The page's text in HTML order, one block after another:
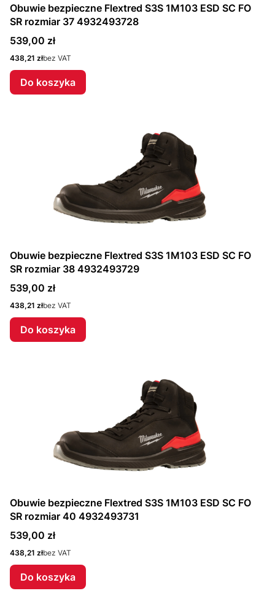
Obuwie bezpieczne Flextred S3S 1M103 ESD SC FO
SR rozmiar 37 4932493728
Cena
539,00 zł
Cena
438,21 złbez VAT
Do koszyka
Obuwie bezpieczne Flextred S3S 1M103 ESD SC FO
SR rozmiar 38 4932493729
Cena
539,00 zł
Cena
438,21 złbez VAT
Do koszyka
Obuwie bezpieczne Flextred S3S 1M103 ESD SC FO
SR rozmiar 40 4932493731
Cena
539,00 zł
Cena
438,21 złbez VAT
Do koszyka